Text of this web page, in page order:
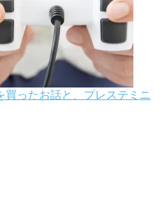
ったお話と、プレステミニ